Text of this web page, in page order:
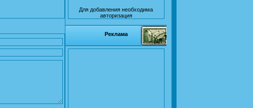
Для добавления необходима
авторизация
Реклама